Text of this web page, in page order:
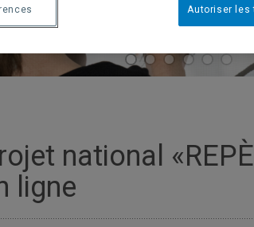
national
ligne
Autoriser les